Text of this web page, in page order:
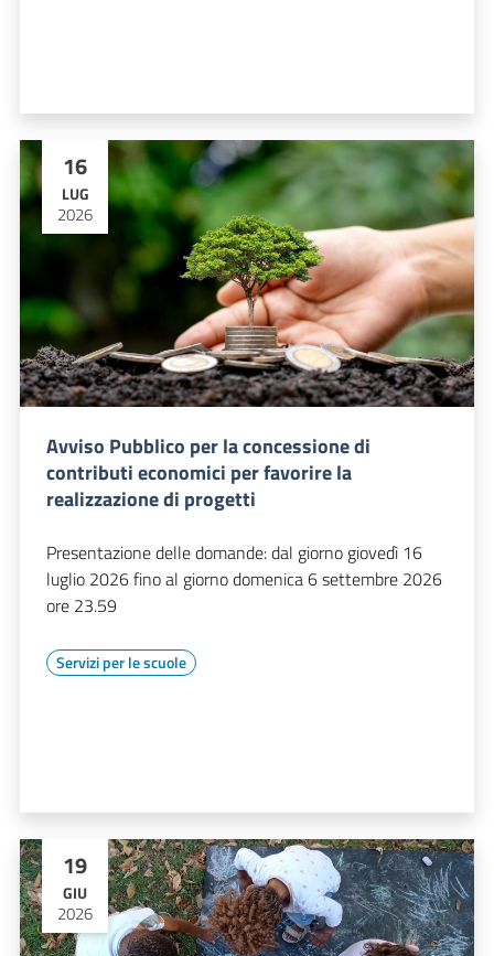
16
LUG
2026
Avviso Pubblico per la concessione di
contributi economici per favorire la
realizzazione di progetti
Presentazione delle domande: dal giorno giovedì 16
luglio 2026 fino al giorno domenica 6 settembre 2026
ore 23.59
Servizi per le scuole
19
GIU
2026